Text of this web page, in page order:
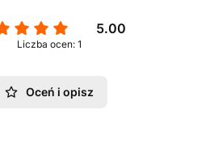
5.00
Liczba ocen: 1
Oceń i opisz